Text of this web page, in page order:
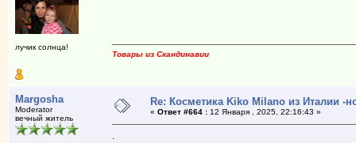
лучик солнца!
Товары из Скандинавии
Margosha
Moderator
вечный житель
Re: Косметика Kiko Milano из Италии -
« Ответ #664 :12 Января , 2025, 22:16:43 »
.